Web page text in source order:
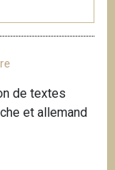
de textes
et allemand